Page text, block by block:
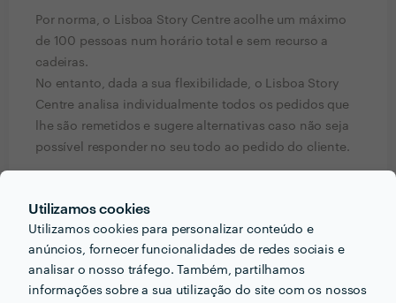
Utilizamos cookies
Utilizamos cookies para personalizar conteúdo e
anúncios, fornecer funcionalidades de redes sociais e
analisar o nosso tráfego. Também, partilhamos
informações sobre a sua utilização do site com os nossos
Por norma, o Lisboa Story Centre acolhe um máximo
de 100 pessoas num horário total e sem recurso a
cadeiras.
No entanto, dada a sua flexibilidade, o Lisboa Story
Centre analisa individualmente todos os pedidos que
lhe são remetidos e sugere alternativas caso não seja
possível responder no seu todo ao pedido do cliente.
de catering nem audiovisuais (sistemas de som, DJs,
VJs, etc.).
Catering: Serviço contratado face a briefing fornecido
pelo organizador do evento ou seu representante.